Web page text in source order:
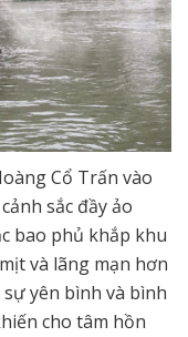
Cổ Trấn vào
sắc đầy ảo
bao phủ khắp khu
và lãng mạn hơn
yên bình và bình
cho tâm hồn